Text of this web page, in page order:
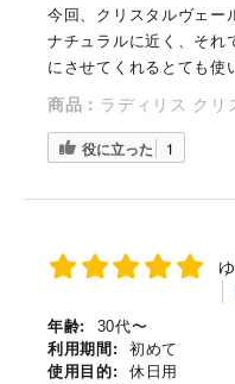
今回、クリスタルヴェー
ナチュラルに近く、それ
にさせてくれるとても使
商品： ラディリス ク
役に立った 1
年齢:
30代〜
利用期間:
初めて
使用目的:
休日用